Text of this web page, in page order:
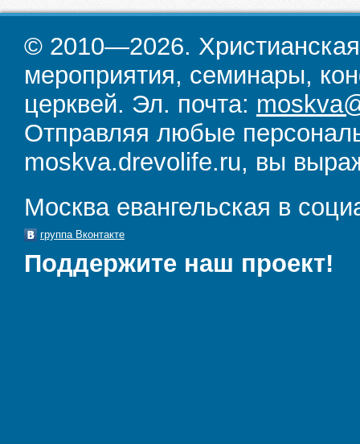
© 2010—2026.
мероприятия, семинары,
церквей. Эл. почта:
Отправляя любые
moskva.drevolife.ru, вы
Москва евангельская в
группа Вконтакте
Поддержите наш проект!